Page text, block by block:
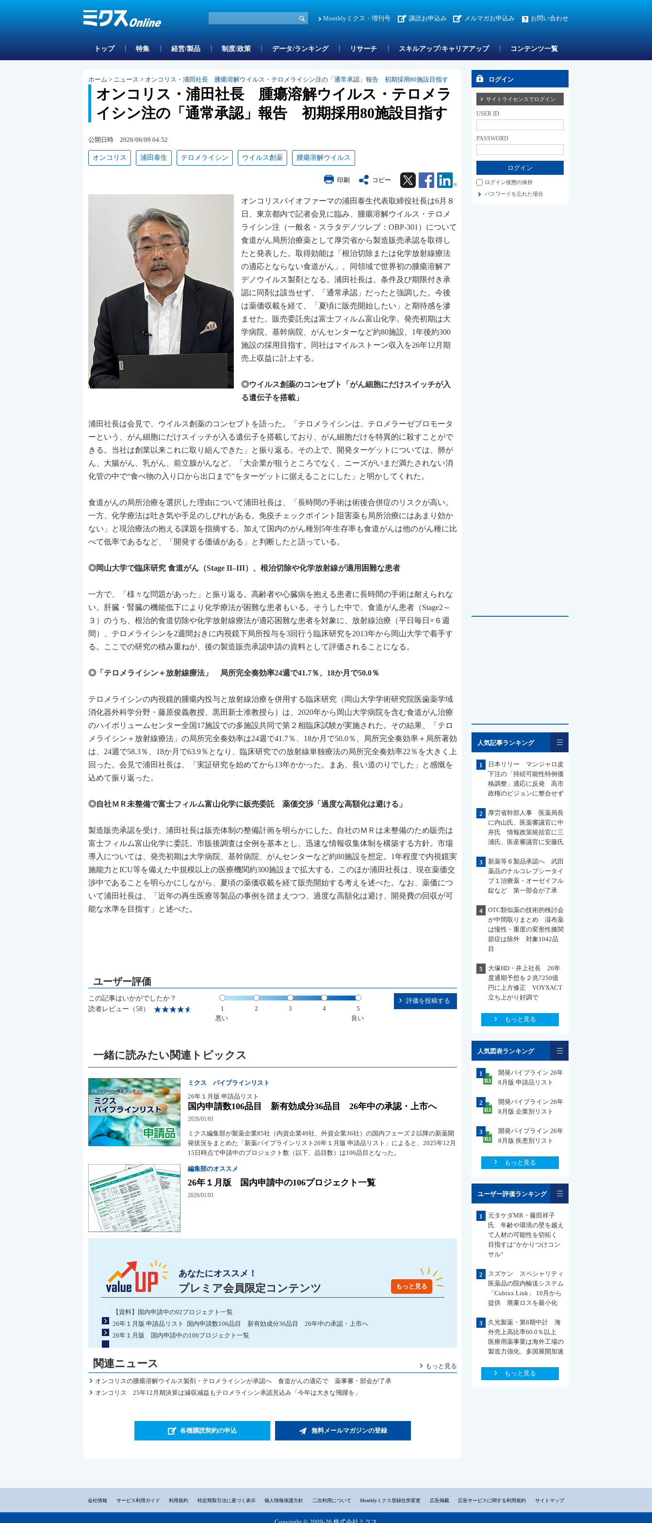
Monthlyミクス・増刊号 講読お申込み メルマガお申込み お問い合わせ
トップ 特集 経営/製品 制度/政策 データ/ランキング リサーチ スキルアップ/キャリアアップ コンテンツ一覧
ホーム > ニュース > オンコリス・浦田社長 腫瘍溶解ウイルス・テロメライシン注の「通常承認」報告 初期採用80施設目指す
オンコリス・浦田社長 腫瘍溶解ウイルス・テロメラ
イシン注の「通常承認」報告 初期採用80施設目指す
公開日時 2026/06/09 04:52
オンコリス 浦田泰生 テロメライシン ウイルス創薬 腫瘍溶解ウイルス
印刷 コピー Twitter Facebook Linkedin
オンコリスバイオファーマの浦田泰生代表取締役社長は6月８
日、東京都内で記者会見に臨み、腫瘍溶解ウイルス・テロメ
ライシン注（一般名・スラタデノツレブ：OBP-301）について
食道がん局所治療薬として厚労省から製造販売承認を取得し
たと発表した。取得効能は「根治切除または化学放射線療法
の適応とならない食道がん」。同領域で世界初の腫瘍溶解ア
デノウイルス製剤となる。浦田社長は、条件及び期限付き承
認に同剤は該当せず、「通常承認」だったと強調した。今後
は薬価収載を経て、「夏頃に販売開始したい」と期待感を滲
ませた。販売委託先は富士フィルム富山化学。発売初期は大
学病院、基幹病院、がんセンターなど約80施設、1年後約300
施設の採用目指す。同社はマイルストーン収入を26年12月期
売上収益に計上する。
◎ウイルス創薬のコンセプト「がん細胞にだけスイッチが入
る遺伝子を搭載」
浦田社長は会見で、ウイルス創薬のコンセプトを語った。「テロメライシンは、テロメラーゼプロモータ
ーという、がん細胞にだけスイッチが入る遺伝子を搭載しており、がん細胞だけを特異的に殺すことがで
きる。当社は創業以来これに取り組んできた」と振り返る。その上で、開発ターゲットについては、肺が
ん、大腸がん、乳がん、前立腺がんなど、「大企業が狙うところでなく、ニーズがいまだ満たされない消
化管の中で“食べ物の入り口から出口まで”をターゲットに据えることにした」と明かしてくれた。
食道がんの局所治療を選択した理由について浦田社長は、「長時間の手術は術後合併症のリスクが高い。
一方、化学療法は吐き気や手足のしびれがある。免疫チェックポイント阻害薬も局所治療にはあまり効か
ない」と現治療法の抱える課題を指摘する。加えて国内のがん種別5年生存率も食道がんは他のがん種に比
べて低率であるなど、「開発する価値がある」と判断したと語っている。
◎岡山大学で臨床研究 食道がん（Stage II–III）、根治切除や化学放射線が適用困難な患者
一方で、「様々な問題があった」と振り返る。高齢者や心臓病を抱える患者に長時間の手術は耐えられな
い。肝臓・腎臓の機能低下により化学療法が困難な患者もいる。そうした中で、食道がん患者（Stage2～
３）のうち、根治的食道切除や化学放射線療法が適応困難な患者を対象に、放射線治療（平日毎日×６週
間）、テロメライシンを2週間おきに内視鏡下局所投与を3回行う臨床研究を2013年から岡山大学で着手す
る。ここでの研究の積み重ねが、後の製造販売承認申請の資料として評価されることになる。
◎「テロメライシン＋放射線療法」 局所完全奏効率24週で41.7％、18か月で50.0％
テロメライシンの内視鏡的腫瘍内投与と放射線治療を併用する臨床研究（岡山大学学術研究院医歯薬学域
消化器外科学分野・藤原俊義教授、黒田新士准教授ら）は、2020年から岡山大学病院を含む食道がん治療
のハイボリュームセンター全国17施設での多施設共同で第２相臨床試験が実施された。その結果、「テロ
メライシン＋放射線療法」の局所完全奏効率は24週で41.7％、18か月で50.0％、局所完全奏効率＋局所著効
は、24週で58.3％、18か月で63.9％となり、臨床研究での放射線単独療法の局所完全奏効率22％を大きく上
回った。会見で浦田社長は、「実証研究を始めてから13年かかった。まあ、長い道のりでした」と感慨を
込めて振り返った。
◎自社ＭＲ未整備で富士フィルム富山化学に販売委託 薬価交渉「過度な高額化は避ける」
製造販売承認を受け、浦田社長は販売体制の整備計画を明らかにした。自社のＭＲは未整備のため販売は
富士フィルム富山化学に委託。市販後調査は全例を基本とし、迅速な情報収集体制を構築する方針。市場
導入については、発売初期は大学病院、基幹病院、がんセンターなど約80施設を想定。1年程度で内視鏡実
施能力とICU等を備えた中規模以上の医療機関約300施設まで拡大する。このほか浦田社長は、現在薬価交
渉中であることを明らかにしながら、夏頃の薬価収載を経て販売開始する考えを述べた。なお、薬価につ
いて浦田社長は、「近年の再生医療等製品の事例を踏まえつつ、過度な高額化は避け、開発費の回収が可
能な水準を目指す」と述べた。
この記事はいかがでしたか？
読者レビュー（58）
1 2 3 4
5
悪い
良い
評価を投稿する
一緒に読みたい関連トピックス
ミクス パイプラインリスト
26年１月版 申請品リスト
国内申請数106品目 新有効成分36品目 26年中の承認・上市へ
2026/01/01
ミクス編集部が製薬企業85社（内資企業49社、外資企業36社）の国内フェーズ２以降の新薬開
発状況をまとめた「新薬パイプラインリスト26年１月版 申請品リスト」によると、2025年12月
15日時点で申請中のプロジェクト数（以下、品目数）は106品目となった。
編集部のオススメ
26年１月版 国内申請中の106プロジェクト一覧
2026/01/01
あなたにオススメ！
プレミア会員限定コンテンツ もっと見る
【資料】国内申請中の92プロジェクト一覧
26年１月版 申請品リスト 国内申請数106品目 新有効成分36品目 26年中の承認・上市へ
26年１月版 国内申請中の106プロジェクト一覧
関連ニュース もっと見る
オンコリスの腫瘍溶解ウイルス製剤・テロメライシンが承認へ 食道がんの適応で 薬事審・部会が了承
オンコリス 25年12月期決算は減収減益もテロメライシン承認見込み「今年は大きな飛躍を」
各種購読契約の申込 無料メールマガジンの登録
ログイン
サイトライセンスでログイン
USER ID
PASSWORD
ログイン状態の保持
パスワードを忘れた場合
人気記事ランキング
1
日本リリー マンジャロ皮
下注の「持続可能性特例価
格調整」適応に反発 高市
政権のビジョンに整合せず
2
厚労省幹部人事 医薬局長
に内山氏、医薬審議官に中
井氏 情報政策統括官に三
浦氏、医産審議官に安藤氏
3
新薬等６製品承認へ 武田
薬品のナルコレプシータイ
プ１治療薬・オーゼイフル
錠など 第一部会が了承
4
OTC類似薬の技術的検討会
が中間取りまとめ 湿布薬
は慢性・重度の変形性膝関
節症は除外 対象1042品
目
5
大塚HD・井上社長 26年
度通期予想を２兆7250億
円に上方修正 VOYXACT
立ち上がり好調で
もっと見る
人気図表ランキング
1
開発パイプライン 26年
8月版 申請品リスト
2
開発パイプライン 26年
8月版 企業別リスト
3
開発パイプライン 26年
8月版 疾患別リスト
もっと見る
ユーザー評価ランキング
1
元タケダMR・藤田祥子
氏 年齢や環境の壁を越え
て人材の可能性を切拓く
目指すは”かかりつけコン
サル“
2
スズケン スペシャリティ
医薬品の院内輸送システム
「Cubixx Link」 10月から
提供 廃棄ロスを最小化
3
久光製薬・第8期中計 海
外売上高比率60.0％以上
医療用薬事業は海外工場の
製造力強化、多国展開加速
もっと見る
会社情報 サービス利用ガイド 利用規約 特定商取引法に基づく表示 個人情報保護方針 二次利用について Monthlyミクス登録住所変更 広告掲載 広告サービスに関する利用規約 サイトマップ